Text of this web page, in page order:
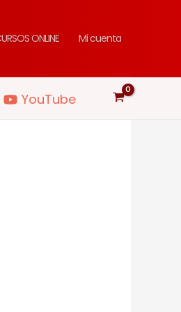
ONLINE Mi cuenta
YouTube